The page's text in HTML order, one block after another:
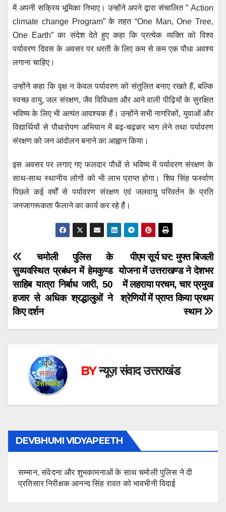
में अपनी सक्रिय भूमिका निभाए। उन्होंने अपने द्वारा संचालित ” Action
climate change Program” के तहत “One Man, One Tree,
One Earth” का संदेश देते हुए कहा कि प्रत्येक व्यक्ति को विश्व
पर्यावरण दिवस के अवसर पर धरती के लिए कम से कम एक पौधा अवश्य
लगाना चाहिए।
उन्होंने कहा कि वृक्ष न केवल पर्यावरण को संतुलित बनाए रखते हैं, बल्कि
स्वच्छ वायु, जल संरक्षण, जैव विविधता और आने वाली पीढ़ियों के सुरक्षित
भविष्य के लिए भी अत्यंत आवश्यक हैं। उन्होंने सभी नागरिकों, युवाओं और
विद्यार्थियों से पौधारोपण अभियान में बढ़-चढ़कर भाग लेने तथा पर्यावरण
संरक्षण को जन आंदोलन बनाने का आह्वान किया।
इस अवसर पर लगाए गए फलदार पौधों से भविष्य में पर्यावरण संरक्षण के
साथ-साथ स्थानीय लोगों को भी लाभ प्राप्त होगा। शिव सिंह फर्स्वाण
पिछले कई वर्षों से पर्यावरण संरक्षण एवं जलवायु परिवर्तन के प्रति
जनजागरूकता फैलाने का कार्य कर रहे हैं।
Post
navigation
पीएम सूर्य घर: मुफ्त बिजली
योजना में उत्तराखण्ड ने देशभर
में लहराया परचम, चार प्रमुख
श्रेणियों में प्राप्त किया प्रथम
स्थान
चमोली पुलिस के
सुव्यवस्थित प्रबंधन में हेमकुण्ड
साहिब यात्रा निर्बाध जारी, 50
हजार से अधिक श्रद्धालुओं ने
किए दर्शन
BYन्यूज़ संवाद उत्तराखंड
DEVBHUMI VIDYAPEETH
सम्मान, संवेदना और शुभकामनाओं के साथ चमोली पुलिस ने दी
प्रतिसार निरीक्षक आनन्द सिंह रावत को भावभीनी विदाई